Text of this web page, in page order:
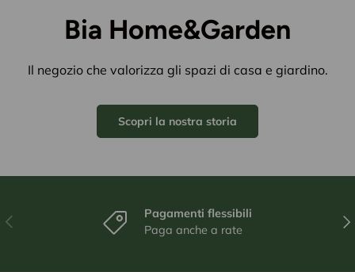
Bia Home&Garden
Il negozio che valorizza gli spazi di casa e giardino.
Scopri la nostra storia
Indietro
Pagamenti flessibili
Paga anche a rate